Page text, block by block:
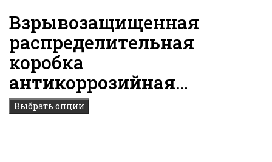
Взрывозащищенная
распределительная
коробка
антикоррозийная…
Выбрать опции